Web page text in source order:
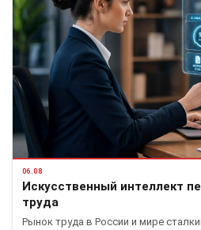
06.08
Искусственный интеллект
труда
Рынок труда в России и мире